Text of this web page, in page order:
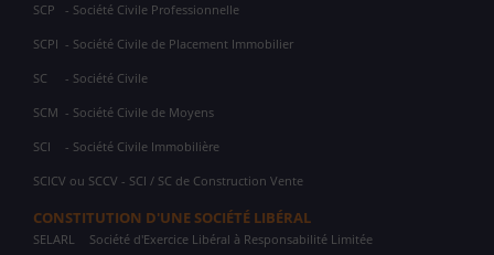
SCP - Société Civile Professionnelle
SCPI - Société Civile de Placement Immobilier
SC - Société Civile
SCM - Société Civile de Moyens
SCI - Société Civile Immobilière
SCICV ou SCCV - SCI / SC de Construction Vente
CONSTITUTION D'UNE SOCIÉTÉ LIBÉRAL
SELARL Société d'Exercice Libéral à Responsabilité Limitée